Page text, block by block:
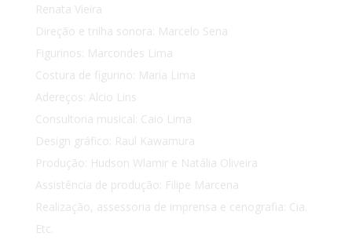
Renata Vieira
Direção e trilha sonora: Marcelo Sena
Figurinos: Marcondes Lima
Costura de figurino: Maria Lima
Adereços: Alcio Lins
Consultoria musical: Caio Lima
Design gráfico: Raul Kawamura
Produção: Hudson Wlamir e Natália Oliveira
Assistência de produção: Filipe Marcena
Realização, assessoria de imprensa e cenografia: Cia.
Etc.